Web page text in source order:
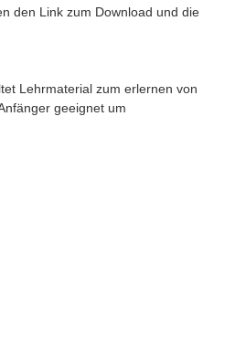
den Link zum Download und die
Lehrmaterial zum erlernen von
geeignet um